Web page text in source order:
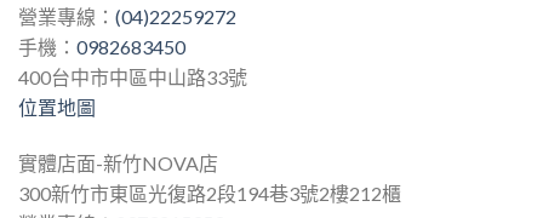
營業專線： (04)22259272
手機： 0982683450
400台中市中區中山路33號
位置地圖
實體店面-新竹NOVA店
300新竹市東區光復路2段194巷3號2樓212櫃